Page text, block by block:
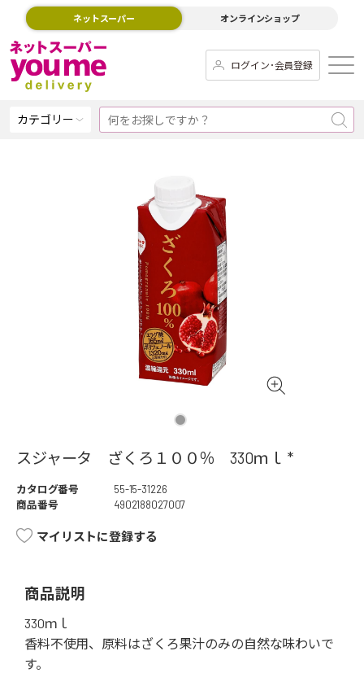
ネットスーパー オンラインショップ
ログイン･会員登録
カテゴリー
スジャータ ざくろ１００％ 330ｍｌ *
カタログ番号
55-15-31226
商品番号
4902188027007
マイリストに登録する
商品説明
330ｍｌ
香料不使用、原料はざくろ果汁のみの自然な味わいで
す。